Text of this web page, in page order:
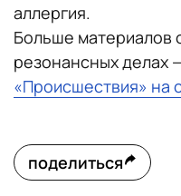
аллергия.
Больше материалов
резонансных делах
«Происшествия» на
поделиться